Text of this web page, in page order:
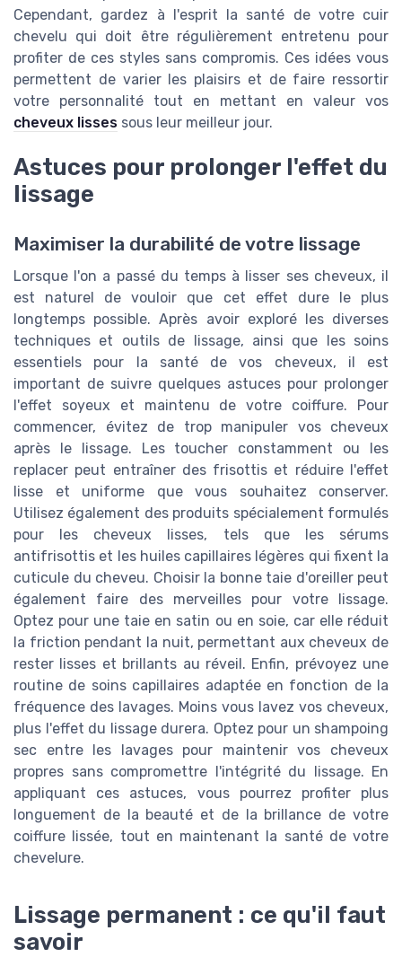
Cependant, gardez à l'esprit la santé de votre cuir
chevelu qui doit être régulièrement entretenu pour
profiter de ces styles sans compromis. Ces idées vous
permettent de varier les plaisirs et de faire ressortir
votre personnalité tout en mettant en valeur vos
cheveux lisses sous leur meilleur jour.
Astuces pour prolonger l'effet du
lissage
Maximiser la durabilité de votre lissage
Lorsque l'on a passé du temps à lisser ses cheveux, il
est naturel de vouloir que cet effet dure le plus
longtemps possible. Après avoir exploré les diverses
techniques et outils de lissage, ainsi que les soins
essentiels pour la santé de vos cheveux, il est
important de suivre quelques astuces pour prolonger
l'effet soyeux et maintenu de votre coiffure. Pour
commencer, évitez de trop manipuler vos cheveux
après le lissage. Les toucher constamment ou les
replacer peut entraîner des frisottis et réduire l'effet
lisse et uniforme que vous souhaitez conserver.
Utilisez également des produits spécialement formulés
pour les cheveux lisses, tels que les sérums
antifrisottis et les huiles capillaires légères qui fixent la
cuticule du cheveu. Choisir la bonne taie d'oreiller peut
également faire des merveilles pour votre lissage.
Optez pour une taie en satin ou en soie, car elle réduit
la friction pendant la nuit, permettant aux cheveux de
rester lisses et brillants au réveil. Enfin, prévoyez une
routine de soins capillaires adaptée en fonction de la
fréquence des lavages. Moins vous lavez vos cheveux,
plus l'effet du lissage durera. Optez pour un shampoing
sec entre les lavages pour maintenir vos cheveux
propres sans compromettre l'intégrité du lissage. En
appliquant ces astuces, vous pourrez profiter plus
longuement de la beauté et de la brillance de votre
coiffure lissée, tout en maintenant la santé de votre
chevelure.
Lissage permanent : ce qu'il faut
savoir